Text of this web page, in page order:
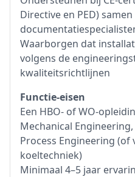
Directive en PED)
Waarborgen dat
volgens de
kwaliteitsrichtlijnen
Functie-eisen
Een HBO- of WO-
Mechanical
Process Engineering
koeltechniek)
Minimaal 4–5 jaar